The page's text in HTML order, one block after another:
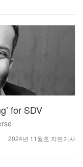
for SDV
2024년 11월호 지면기사